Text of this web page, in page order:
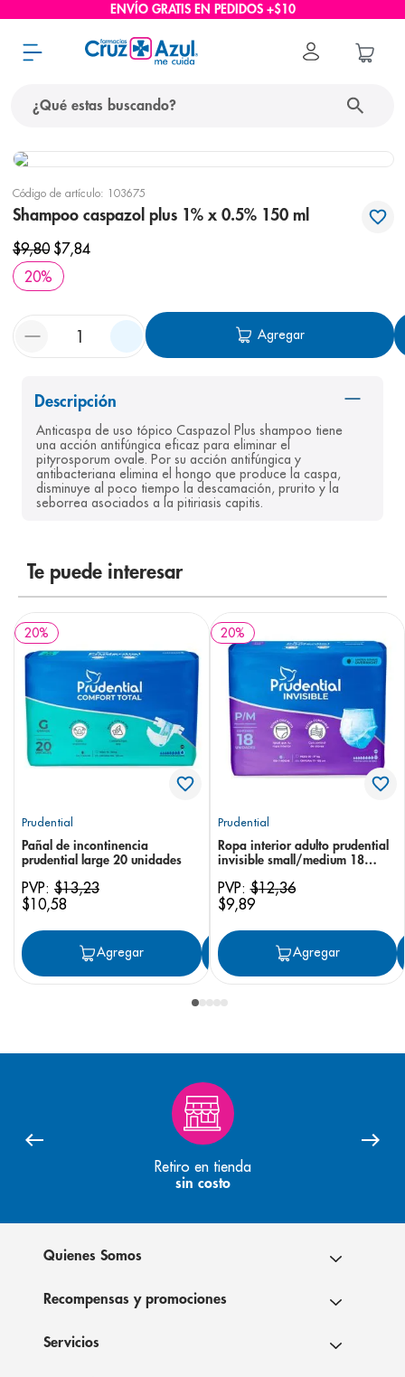
ENVÍO GRATIS EN PEDIDOS +$10
Código de artículo: 103675
Shampoo caspazol plus 1% x 0.5% 150 ml
$9,80 $7,84
20%
Agregar
Descripción
Anticaspa de uso tópico Caspazol Plus shampoo tiene
una acción antifúngica eficaz para eliminar el
pityrosporum ovale. Por su acción antifúngica y
antibacteriana elimina el hongo que produce la caspa,
disminuye al poco tiempo la descamación, prurito y la
seborrea asociados a la pitiriasis capitis.
Te puede interesar
20%
Prudential
Pañal de incontinencia
prudential large 20 unidades
PVP: $13,23
$10,58
Agregar Agregar
20%
Prudential
Ropa interior adulto prudential
invisible small/medium 18
PVP:$12,36
$9,89
Agregar
Retiro en tienda
sin costo
Quienes Somos
Recompensas y promociones
Servicios
términos más buscados
3. eucerin
nivea
6. bioderma
7 shampoo
8. pediasure
9. panolini
10.prueba embarazo